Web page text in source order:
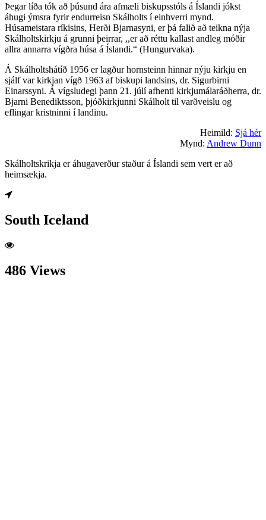
Þegar líða tók að þúsund ára afmæli biskupsstóls á Íslandi jókst
áhugi ýmsra fyrir endurreisn Skálholts í einhverri mynd.
Húsameistara ríkisins, Herði Bjarnasyni, er þá falið að teikna nýja
Skálholtskirkju á grunni þeirrar, ,,er að réttu kallast andleg móðir
allra annarra vígðra húsa á Íslandi.“ (Hungurvaka).
Á Skálholtshátíð 1956 er lagður hornsteinn hinnar nýju kirkju en
sjálf var kirkjan vígð 1963 af biskupi landsins, dr. Sigurbirni
Einarssyni. Á vígsludegi þann 21. júlí afhenti kirkjumálaráðherra, dr.
Bjarni Benediktsson, þjóðkirkjunni Skálholt til varðveislu og
eflingar kristninni í landinu.
Heimild: Sjá hér
Mynd: Andrew Dunn
Skálholtskrikja er áhugaverður staður á Íslandi sem vert er að
heimsækja.
South Iceland
486 Views